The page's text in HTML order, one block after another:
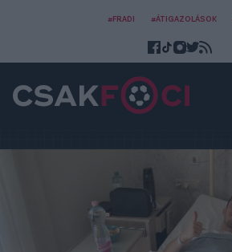
#FRADI #ÁTIGAZOLÁSOK